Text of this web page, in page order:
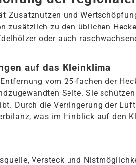
Zusatznutzen und
zusätzlich zu den üblichen
oder auch
auf das Kleinklima
vom 25-fachen der
Seite. Sie
Durch die Verringerung der
was im Hinblick auf den
Versteck und